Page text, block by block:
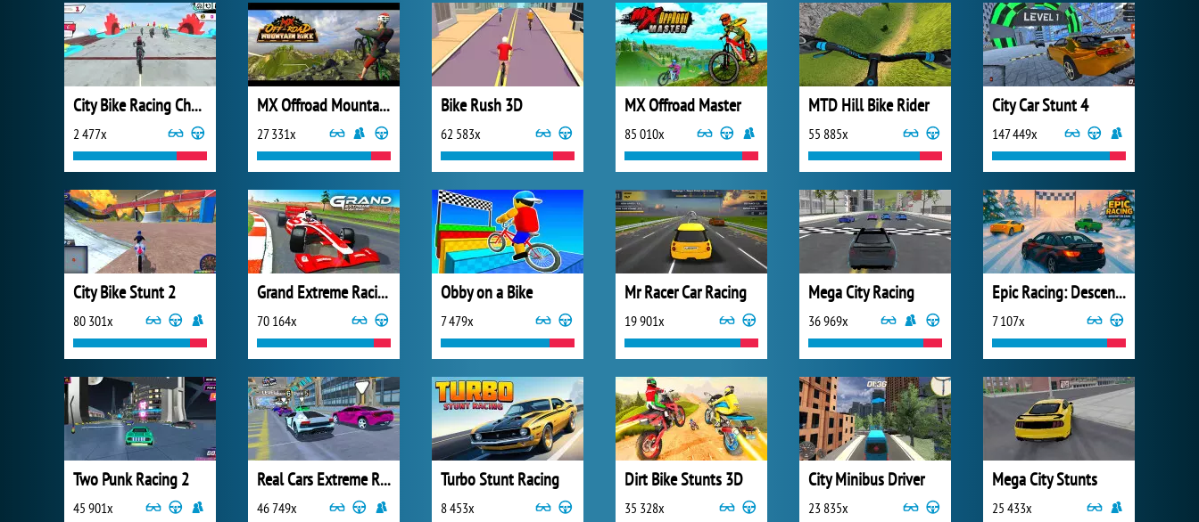
City Bike Racing Champion
2 477x
MX Offroad Mountain Bike
27 331x
Bike Rush 3D
62 583x
MX Offroad Master
85 010x
MTD Hill Bike Rider
55 885x
City Car Stunt 4
147 449x
City Bike Stunt 2
80 301x
Grand Extreme Racing
70 164x
Obby on a Bike
7 479x
Mr Racer Car Racing
19 901x
Mega City Racing
36 969x
Epic Racing: Descent on Cars
7 107x
Two Punk Racing 2
45 901x
Real Cars Extreme Racing
46 749x
Turbo Stunt Racing
8 453x
Dirt Bike Stunts 3D
35 328x
City Minibus Driver
23 835x
Mega City Stunts
25 433x